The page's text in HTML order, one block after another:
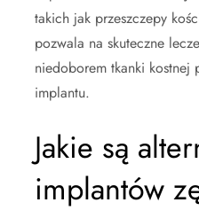
takich jak przeszczepy
pozwala na skuteczne
niedoborem tkanki kostnej
implantu.
Jakie są
implantów